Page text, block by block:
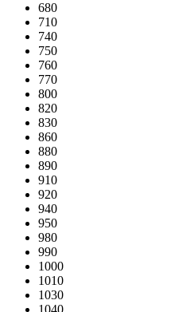
680
710
740
750
760
770
800
820
830
860
880
890
910
920
940
950
980
990
1000
1010
1030